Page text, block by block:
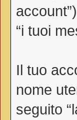
“i tuoi
Il tuo
nome
seguito